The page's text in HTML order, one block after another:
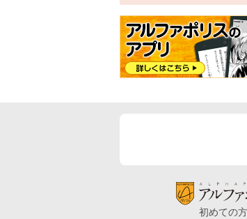
初めての